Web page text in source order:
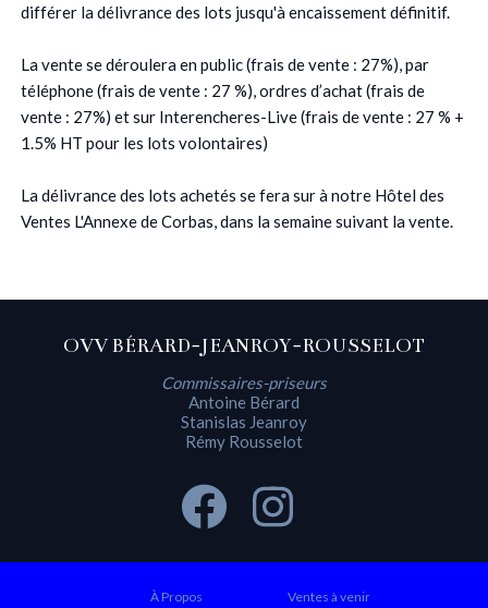
différer la délivrance des lots jusqu'à encaissement définitif.
La vente se déroulera en public (frais de vente : 27%), par
téléphone (frais de vente : 27 %), ordres d’achat (frais de
vente : 27%) et sur Interencheres-Live (frais de vente : 27 % +
1.5% HT pour les lots volontaires)
La délivrance des lots achetés se fera sur à notre Hôtel des
Ventes L'Annexe de Corbas, dans la semaine suivant la vente.
OVV BÉRARD-JEANROY-ROUSSELOT
Commissaires-priseurs
Antoine Bérard
Stanislas Jeanroy
Rémy Rousselot
À Propos
Ventes à venir